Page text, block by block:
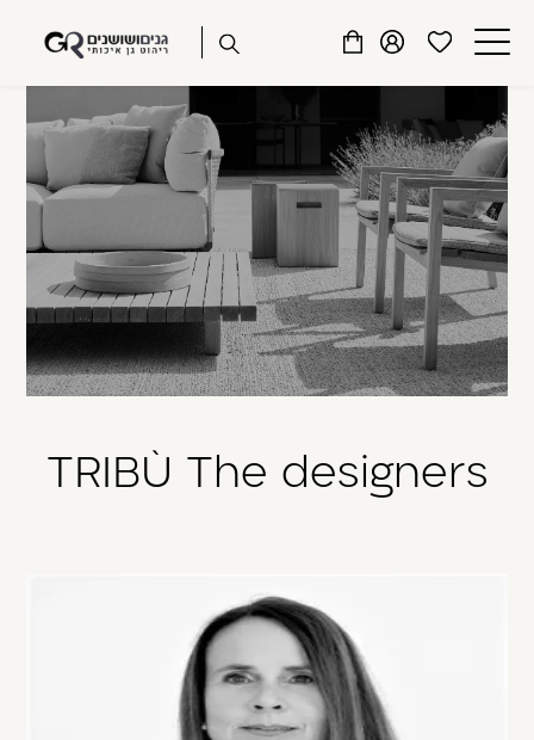
לֵב:
מֻפְעֶלֶת
מַעֲרֶכֶת
נָגִישׁ
בִּקְלִיק
הַמְּסַיַּעַת
לִנְגִישׁוּת
הָאֲתָר.
פתיחת
חלונית
עגלה
פתיחת
חלונית
משתמש
פתיחת
מועדפים
למשתמש
כבר רשומים? התחברו
זכור אותי שכחתי סיסמה
דאגנו לכם ליצירת חשבון קלה ומהירה במיוחד.
המשיכו למילוי פרטיכם ותוכלו ליהנות מהיתרונות של
משתמש רשום כבר עכשיו.
להרשמה
TRIBÙ The designers